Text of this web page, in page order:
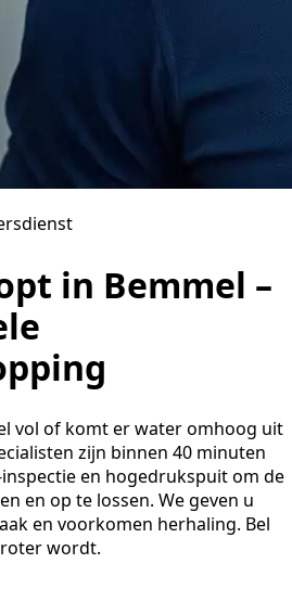
in Bemmel –
vol of komt er water omhoog uit
zijn binnen 40 minuten
en hogedrukspuit om de
en op te lossen. We geven u
en voorkomen herhaling. Bel
wordt.